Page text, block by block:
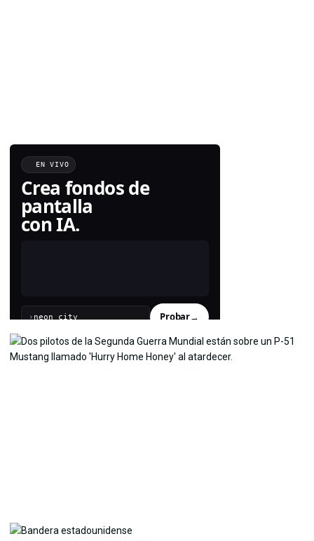
EN VIVO
Crea fondos de
pantalla
con IA.
› Probar→